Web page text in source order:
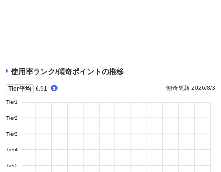
使用率ランク/傾奇ポイントの推移
Tier平均 6.91 傾奇更新 2026/8/3
Tier1
Tier2
Tier3
Tier4
Tier5